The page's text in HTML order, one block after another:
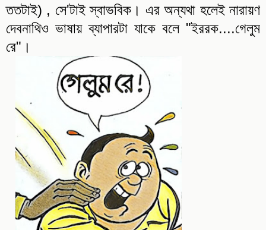
ততটাই) , সে'টাই স্বাভবিক। এর অন্যথা হলেই নারায়ণ
দেবনাথিও ভাষায় ব্যাপারটা যাকে বলে "ইররক....গেলুম
রে"।